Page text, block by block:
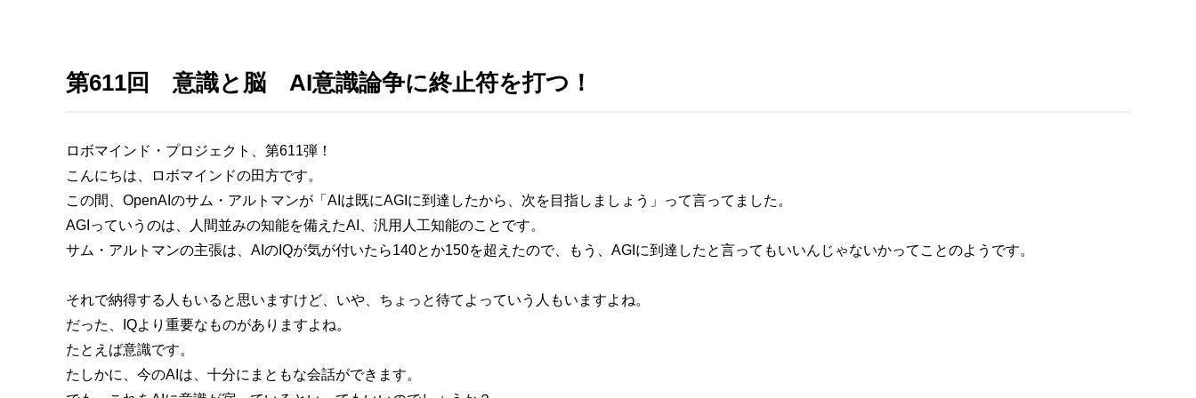
第611回 意識と脳 AI意識論争に終止符を打つ！
ロボマインド・プロジェクト、第611弾！
こんにちは、ロボマインドの田方です。
この間、OpenAIのサム・アルトマンが「AIは既にAGIに到達したから、次を目指しましょう」って言ってました。
AGIっていうのは、人間並みの知能を備えたAI、汎用人工知能のことです。
サム・アルトマンの主張は、AIのIQが気が付いたら140とか150を超えたので、もう、AGIに到達したと言ってもいいんじゃないかってことのようです。
それで納得する人もいると思いますけど、いや、ちょっと待てよっていう人もいますよね。
だった、IQより重要なものがありますよね。
たとえば意識です。
たしかに、今のAIは、十分にまともな会話ができます。